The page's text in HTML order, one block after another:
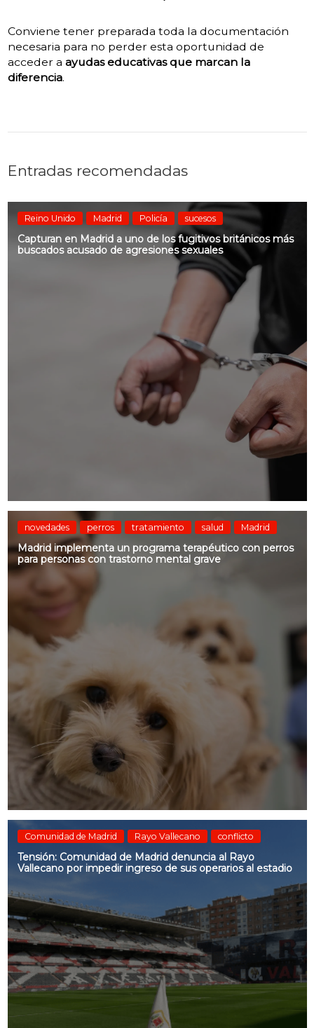
Conviene tener preparada toda la documentación
necesaria para no perder esta oportunidad de
acceder a ayudas educativas que marcan la
diferencia.
Entradas recomendadas
Reino Unido Madrid Policía sucesos
Capturan en Madrid a uno de los fugitivos británicos más
buscados acusado de agresiones sexuales
novedades perros tratamiento salud Madrid
Madrid implementa un programa terapéutico con perros
para personas con trastorno mental grave
Comunidad de Madrid Rayo Vallecano conflicto
Tensión: Comunidad de Madrid denuncia al Rayo
Vallecano por impedir ingreso de sus operarios al estadio